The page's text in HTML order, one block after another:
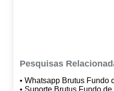
Pesquisas
• Whatsapp Brutus Fundo